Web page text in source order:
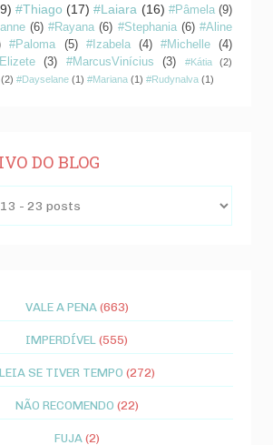
#Thiago (17) #Laiara (16) #Pâmela (9)
(6) #Rayana (6) #Stephania (6) #Aline
#Paloma (5) #Izabela (4) #Michelle
(4)
(3) #MarcusVinícius (3) #Kátia
(2)
(2) #Dayselane (1) #Mariana (1) #Rudynalva (1)
DO BLOG
VALE A PENA (663)
IMPERDÍVEL (555)
LEIA SE TIVER TEMPO (272)
NÃO RECOMENDO (22)
FUJA (2)